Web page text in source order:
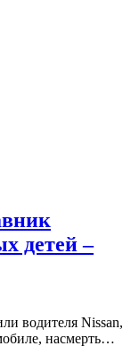
детей –
водителя Nissan,
насмерть…